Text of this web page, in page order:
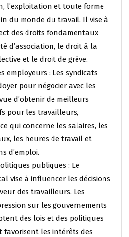
l’exploitation et toute forme
du monde du travail. Il vise à
des droits fondamentaux
d’association, le droit à la
et le droit de grève.
employeurs : Les syndicats
pour négocier avec les
d’obtenir de meilleurs
pour les travailleurs,
qui concerne les salaires, les
les heures de travail et
d’emploi.
publiques : Le
vise à influencer les décisions
des travailleurs. Les
sur les gouvernements
des lois et des politiques
favorisent les intérêts des